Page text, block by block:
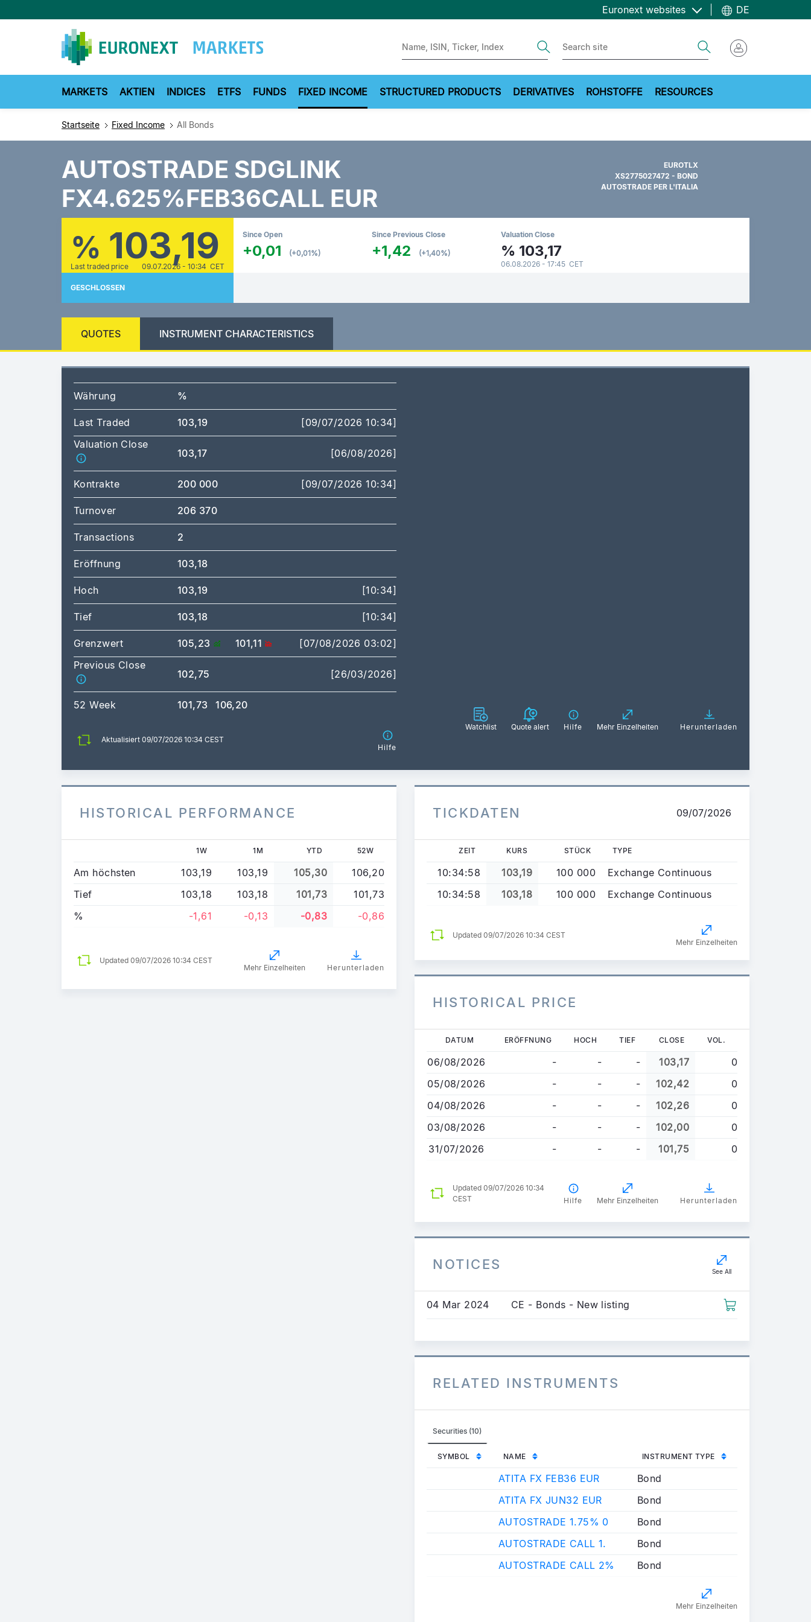
zum
Euronext websites DE
MARKETS AKTIEN INDICES ETFS FUNDS FIXED INCOME STRUCTURED PRODUCTS DERIVATIVES ROHSTOFFE RESOURCES
Startseite Fixed Income All Bonds
AUTOSTRADE SDGLINK
FX4.625%FEB36CALL EUR
EUROTLX
XS2775027472 - BOND
AUTOSTRADE PER L'ITALIA
% 103,19
Last traded price 09.07.2026 - 10:34 CET
GESCHLOSSEN
Since Open
+0,01 (+0,01%)
Since Previous Close
+1,42 (+1,40%)
Valuation Close
% 103,17
06.08.2026 - 17:45 CET
QUOTES INSTRUMENT CHARACTERISTICS
Währung %
Last Traded 103,19
[09/07/2026 10:34]
Valuation Close
103,17 [06/08/2026]
Kontrakte 200 000 [09/07/2026 10:34]
Turnover 206 370
Transactions 2
Eröffnung 103,18
Hoch 103,19 [10:34]
Tief 103,18 [10:34]
Grenzwert 105,23 101,11
[07/08/2026 03:02]
Previous Close
102,75 [26/03/2026]
52 Week 101,73 106,20
Aktualisiert 09/07/2026 10:34 CEST
Hilfe
Watchlist Quote alert Hilfe Mehr Einzelheiten Herunterladen
HISTORICAL PERFORMANCE
1W 1M YTD 52W
Am höchsten 103,19 103,19 105,30
106,20
Tief
103,18 103,18 101,73
101,73
%
-1,61 -0,13 -0,83 -0,86
Updated 09/07/2026 10:34 CEST
Mehr Einzelheiten
Herunterladen
TICKDATEN 09/07/2026
ZEIT KURS STÜCK TYPE
10:34:58 103,19 100 000
Exchange Continuous
10:34:58
103,18 100 000 Exchange Continuous
Updated 09/07/2026 10:34 CEST
Mehr Einzelheiten
HISTORICAL PRICE
Direkt
Inhalt
DATUM ERÖFFNUNG HOCH TIEF CLOSE VOL.
06/08/2026 - - - 103,17
0
05/08/2026
- - - 102,42
0
04/08/2026
- - - 102,26
0
03/08/2026
- - - 102,00
0
31/07/2026
- - - 101,75 0
Updated 09/07/2026 10:34
CEST
Hilfe Mehr Einzelheiten Herunterladen
NOTICES See All
04 Mar 2024 CE - Bonds - New listing
RELATED INSTRUMENTS
Securities (10)
SYMBOL NAME INSTRUMENT TYPE
ATITA FX FEB36 EUR
Bond
ATITA FX JUN32 EUR
Bond
AUTOSTRADE 1.75% 0
Bond
AUTOSTRADE CALL 1.
Bond
AUTOSTRADE CALL 2%
Bond
Mehr Einzelheiten